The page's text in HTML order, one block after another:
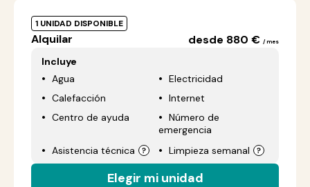
1 UNIDAD DISPONIBLE
Alquilar desde 880 € / mes
Incluye
Agua
Electricidad
Calefacción
Internet
Centro de ayuda
Número de
emergencia
Asistencia técnica
Limpieza semanal
Elegir mi unidad